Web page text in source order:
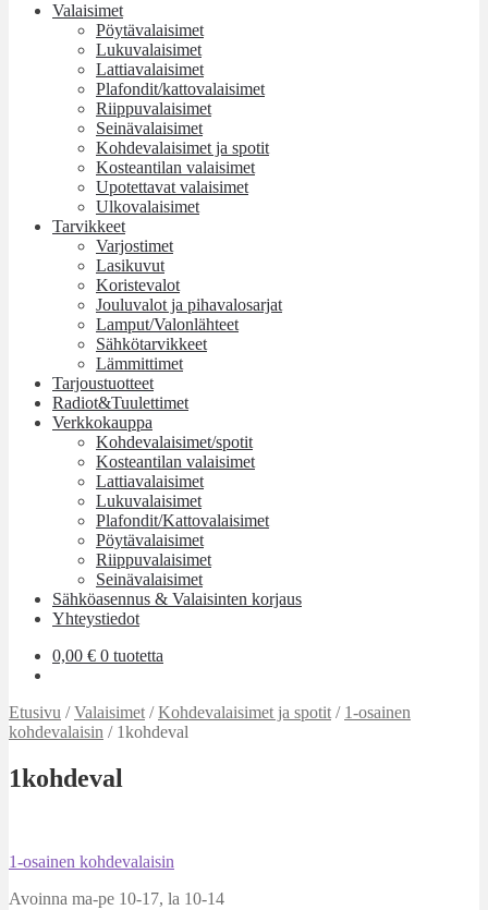
Valaisimet
Pöytävalaisimet
Lukuvalaisimet
Lattiavalaisimet
Plafondit/kattovalaisimet
Riippuvalaisimet
Seinävalaisimet
Kohdevalaisimet ja spotit
Kosteantilan valaisimet
Upotettavat valaisimet
Ulkovalaisimet
Tarvikkeet
Varjostimet
Lasikuvut
Koristevalot
Jouluvalot ja pihavalosarjat
Lamput/Valonlähteet
Sähkötarvikkeet
Lämmittimet
Tarjoustuotteet
Radiot&Tuulettimet
Verkkokauppa
Kohdevalaisimet/spotit
Kosteantilan valaisimet
Lattiavalaisimet
Lukuvalaisimet
Plafondit/Kattovalaisimet
Pöytävalaisimet
Riippuvalaisimet
Seinävalaisimet
Sähköasennus & Valaisinten korjaus
Yhteystiedot
0,00 € 0 tuotetta
Etusivu /Valaisimet /Kohdevalaisimet ja spotit / 1-osainen
kohdevalaisin / 1kohdeval
1kohdeval
Artikkelien
selaus
Edellinen
1-osainen kohdevalaisin
Avoinna ma-pe 10-17, la 10-14